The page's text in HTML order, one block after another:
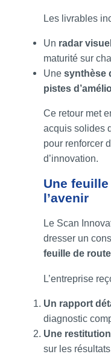
Les livrables
Un radar
maturité sur
Une synthèse
pistes
Ce retour met
acquis solides
pour renforcer
d’innovation.
Une
l’avenir
Le Scan
dresser un
feuille de route
L’entreprise
Un rapport
diagnostic
Une
sur les